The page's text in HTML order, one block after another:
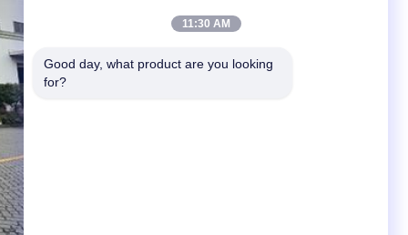
11:30 AM
Good day, what product are you looking
for?